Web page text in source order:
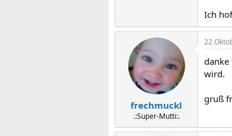
Ich
frechmuckl
.:Super-Mutti:.
22
danke
wird.
gruß